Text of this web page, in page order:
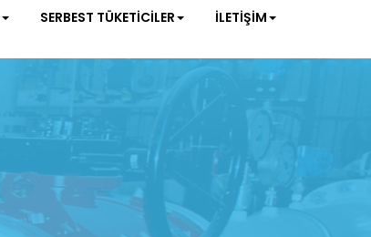
SERBEST TÜKETİCİLER İLETİŞİM